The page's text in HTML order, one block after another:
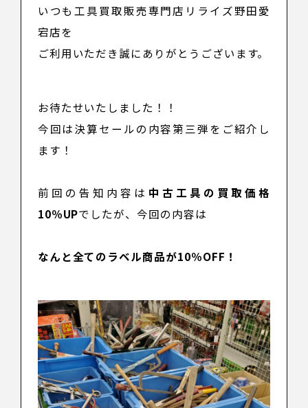
いつも工具買取販売専門店リライズ野田愛
宕店を
ご利用いただき誠にありがとうございます。
お待たせいたしました！！
今回は決算セールの内容第三弾をご紹介し
ます！
前回の告知内容は 中古工具の買取価格
10％UPでしたが、今回の内容は
なんと全てのラベル商品が10％OFF！